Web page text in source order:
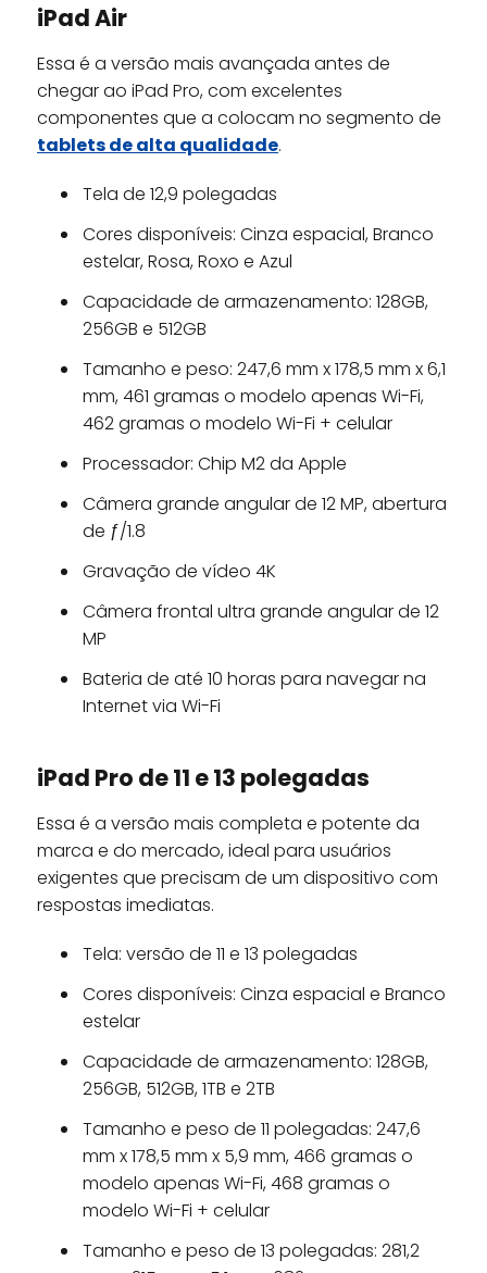
iPad Air
Essa é a versão mais avançada antes de
chegar ao iPad Pro, com excelentes
componentes que a colocam no segmento de
tablets de alta qualidade.
Tela de 12,9 polegadas
Cores disponíveis: Cinza espacial, Branco
estelar, Rosa, Roxo e Azul
Capacidade de armazenamento: 128GB,
256GB e 512GB
Tamanho e peso: 247,6 mm x 178,5 mm x 6,1
mm, 461 gramas o modelo apenas Wi-Fi,
462 gramas o modelo Wi-Fi + celular
Processador: Chip M2 da Apple
Câmera grande angular de 12 MP, abertura
de ƒ/1.8
Gravação de vídeo 4K
Câmera frontal ultra grande angular de 12
MP
Bateria de até 10 horas para navegar na
Internet via Wi-Fi
iPad Pro de 11 e 13 polegadas
Essa é a versão mais completa e potente da
marca e do mercado, ideal para usuários
exigentes que precisam de um dispositivo com
respostas imediatas.
Tela: versão de 11 e 13 polegadas
Cores disponíveis: Cinza espacial e Branco
estelar
Capacidade de armazenamento: 128GB,
256GB, 512GB, 1TB e 2TB
Tamanho e peso de 11 polegadas: 247,6
mm x 178,5 mm x 5,9 mm, 466 gramas o
modelo apenas Wi-Fi, 468 gramas o
modelo Wi-Fi + celular
Tamanho e peso de 13 polegadas: 281,2